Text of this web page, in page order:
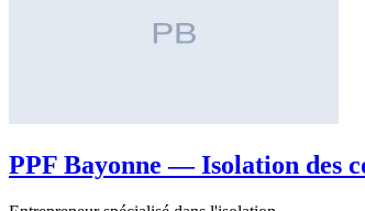
PPF Bayonne — Isolation des